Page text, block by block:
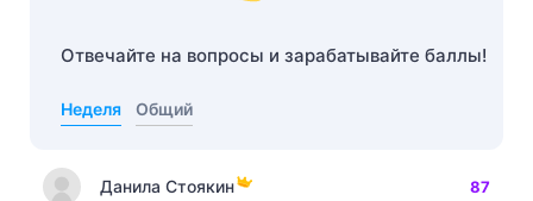
Отвечайте на вопросы и зарабатывайте баллы!
Неделя Общий
Данила Стоякин 87